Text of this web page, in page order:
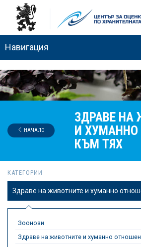
Навигация
ЗДРАВЕ НА
И
КЪМ ТЯХ
НАЧАЛО
КАТЕГОРИИ
Здраве на животните и хуманно
Зоонози
Здраве на животните и хуманно